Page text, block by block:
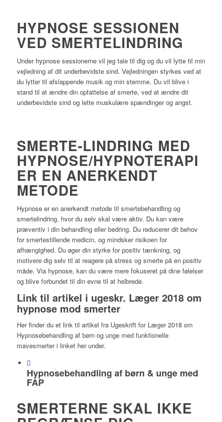
HYPNOSE SESSIONEN
VED SMERTELINDRING
Under hypnose sessionerne vil jeg tale til dig og du vil lytte til min
vejledning af dit underbevidste sind. Vejledningen styrkes ved at
du lytter til afslappende musik og min stemme. Du vil blive i
stand til at ændre din opfattelse af smerte, ved at ændre dit
underbevidste sind og lette muskulære spændinger og angst.
SMERTE-LINDRING MED
HYPNOSE/HYPNOTERAPI
ER EN ANERKENDT
METODE
Hypnose er en anerkendt metode til smertebehandling og
smertelindring, hvor du selv skal være aktiv. Du kan være
præventiv i din behandling eller bedring. Du reducerer dit behov
for smertestillende medicin, og mindsker risikoen for
afhængighed. Du øger din styrke for positiv tænkning, og
motivere dig selv til at reagere på stress og smerte på en positiv
måde. Via hypnose, kan du være mere fokuseret på dine følelser
og blive forbundet til din evne til at helbrede.
Link til artikel i ugeskr. Læger 2018 om
hypnose mod smerter
Her finder du et link til artikel fra Ugeskrift for Læger 2018 om
Hypnosebehandling af børn og unge med funktionelle
mavesmerter i linket her under.
Hypnosebehandling af børn & unge med
FAP
SMERTERNE SKAL IKKE